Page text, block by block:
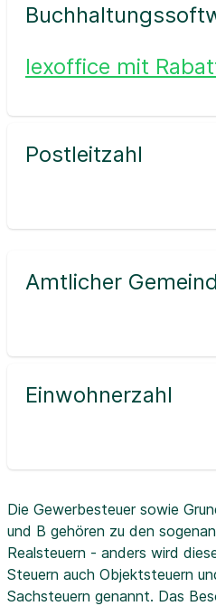
lexoffice mit
Postleitzahl
Amtlicher
Einwohnerzahl
Die Gewerbesteuer sowie
und B gehören zu den
Realsteuern - anders wird
Steuern auch Objektsteuern
Sachsteuern genannt. Das